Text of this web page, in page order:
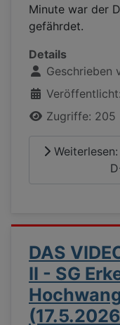
Minute war der
gefährdet.
Details
Geschrieben
Zugriffe: 205
DAS
II - SG
Hochwang